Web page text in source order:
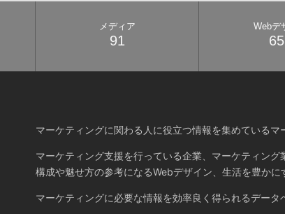
メディア
91
Webデ
マーケティングに関わる人に役立つ情報を集めているマ
マーケティング支援を行っている企業、マーケティン
構成や魅せ方の参考になるWebデザイン、生活を豊かに
マーケティングに必要な情報を効率良く得られるデータ